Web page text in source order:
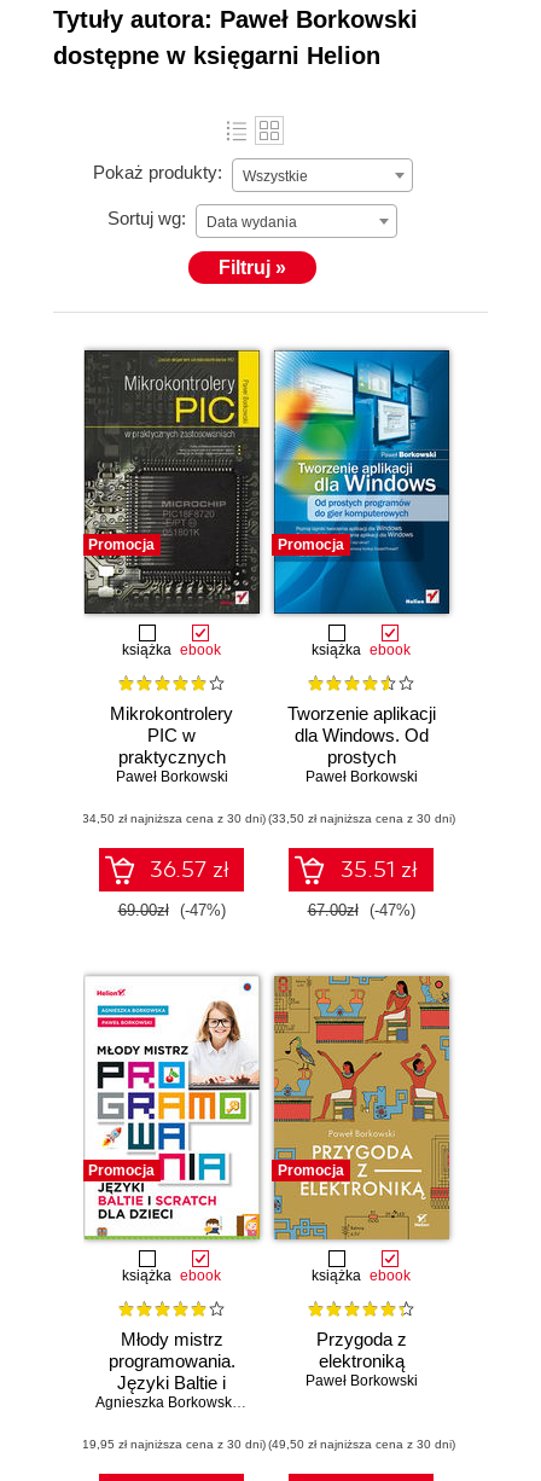
Tytuły autora: Paweł Borkowski
dostępne w księgarni Helion
Pokaż produkty: Wszystkie
Sortuj wg: Data wydania
Filtruj »
Promocja
książka ebook
Mikrokontrolery
PIC w
praktycznych
zastosowaniach
Paweł Borkowski
(34,50 zł najniższa cena z 30 dni)
36.57 zł
69.00zł (-47%)
Promocja
książka ebook
Tworzenie aplikacji
dla Windows. Od
prostych
programów do gier
Paweł Borkowski
(33,50 zł najniższa cena z 30 dni)
35.51 zł
67.00zł (-47%)
Promocja
książka ebook
Młody mistrz
programowania.
Języki Baltie i
Scratch dla dzieciAgnieszka Borkowska,
(19,95 zł najniższa cena z 30 dni)
Promocja
książka ebook
Przygoda z
elektroniką
Paweł Borkowski
(49,50 zł najniższa cena z 30 dni)